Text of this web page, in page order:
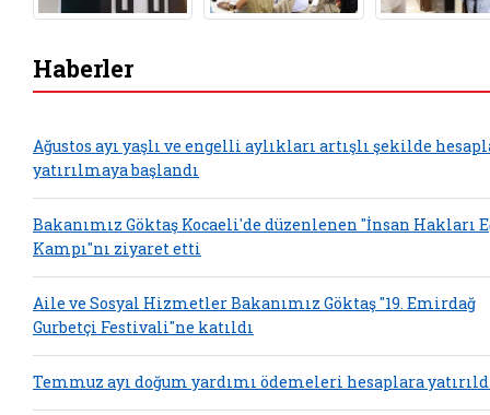
Haberler
Ağustos ayı yaşlı ve engelli aylıkları artışlı şekilde
yatırılmaya başlandı
Bakanımız Göktaş Kocaeli'de düzenlenen "İnsan Hakları
Kampı"nı ziyaret etti
Aile ve Sosyal Hizmetler Bakanımız Göktaş "19. Emirdağ
Gurbetçi Festivali"ne katıldı
Temmuz ayı doğum yardımı ödemeleri hesaplara